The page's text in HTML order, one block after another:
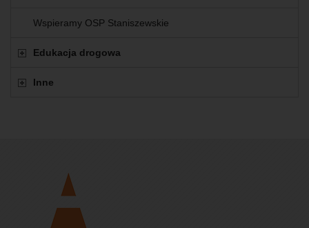
Wspieramy OSP Staniszewskie
Edukacja drogowa
Inne